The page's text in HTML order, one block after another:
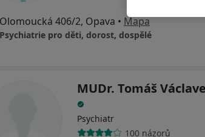
Olomoucká 406/2, Opava • Mapa
Psychiatrie pro děti, dorost, dospělé
MUDr. Tomáš
Psychiatr
100 názorů